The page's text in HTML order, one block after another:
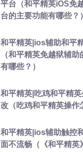
平台（和平精英iOS免
台的主要功能有哪些？）
和平精英|ios辅助和平
（和平精英免越狱辅
有哪些？）
和平精英|吃鸡和平精
改（吃鸡和平精英操作
和平精英|ios辅助触控
面不流畅（《和平精英